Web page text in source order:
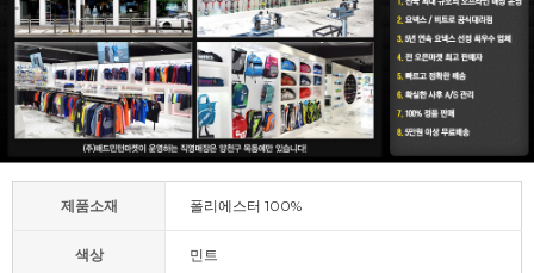
제품소재 폴리에스터 100%
색상 민트